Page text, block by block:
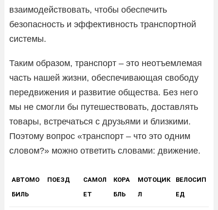
взаимодействовать, чтобы обеспечить
безопасность и эффективность транспортной
системы.
Таким образом, транспорт – это неотъемлемая
часть нашей жизни, обеспечивающая свободу
передвижения и развитие общества. Без него
мы не смогли бы путешествовать, доставлять
товары, встречаться с друзьями и близкими.
Поэтому вопрос «транспорт – что это одним
словом?» можно ответить словами: движение.
АВТОМО
БИЛЬ
ПОЕЗД
САМОЛ
ЕТ
КОРА
БЛЬ
МОТОЦИК
Л
ВЕЛОСИП
ЕД